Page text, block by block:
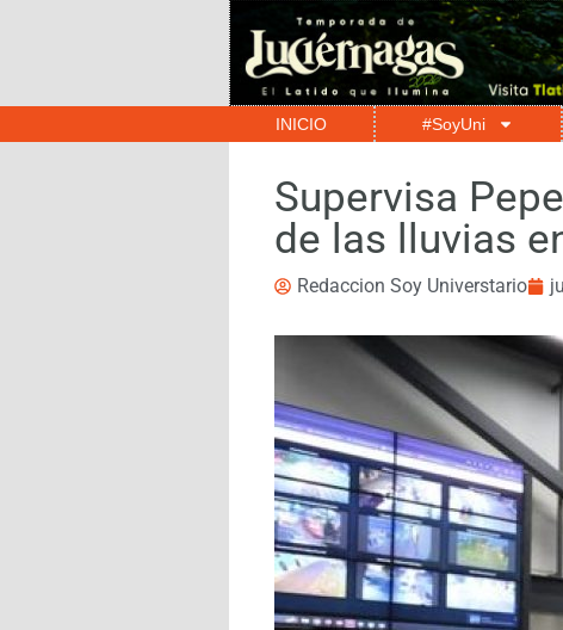
INICIO #SoyUni
Supervisa
de las lluvias
Redaccion Soy Universtario